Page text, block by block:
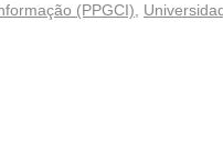
(PPGCI)